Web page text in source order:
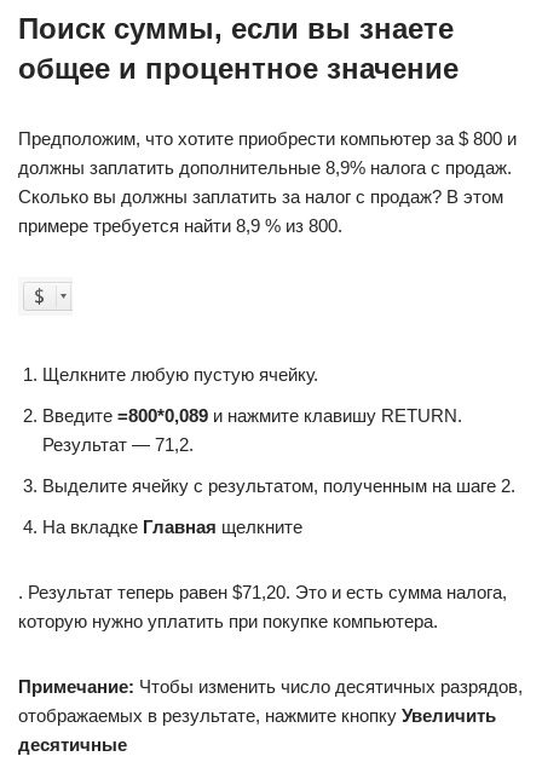
Поиск суммы, если вы знаете
общее и процентное значение
Предположим, что хотите приобрести компьютер за $ 800 и
должны заплатить дополнительные 8,9% налога с продаж.
Сколько вы должны заплатить за налог с продаж? В этом
примере требуется найти 8,9 % из 800.
Щелкните любую пустую ячейку.
Введите =800*0,089 и нажмите клавишу RETURN.
Результат — 71,2.
Выделите ячейку с результатом, полученным на шаге 2.
На вкладке Главная щелкните
. Результат теперь равен $71,20. Это и есть сумма налога,
которую нужно уплатить при покупке компьютера.
Примечание: Чтобы изменить число десятичных разрядов,
отображаемых в результате, нажмите кнопку Увеличить
десятичные